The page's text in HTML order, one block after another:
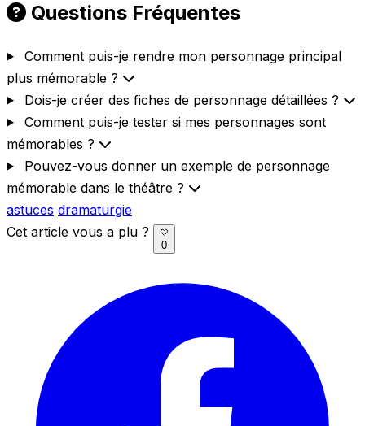
Questions Fréquentes
Comment puis-je rendre mon personnage principal
plus mémorable ?
Dois-je créer des fiches de personnage détaillées ?
Comment puis-je tester si mes personnages sont
mémorables ?
Pouvez-vous donner un exemple de personnage
mémorable dans le théâtre ?
astuces dramaturgie
Cet article vous a plu ?
0